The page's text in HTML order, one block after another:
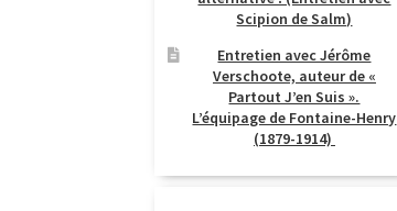
Scipion de Salm)
Entretien avec Jérôme
Verschoote, auteur de «
Partout J’en Suis ».
L’équipage de Fontaine-Henry
(1879-1914)